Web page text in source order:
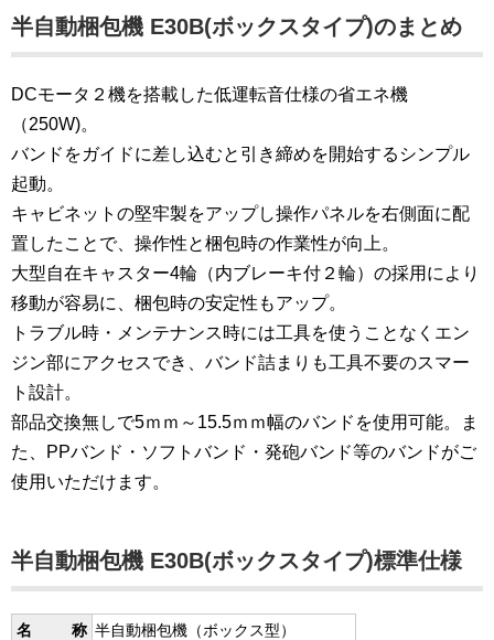
半自動梱包機 E30B(ボックスタイプ)のまとめ
DCモータ２機を搭載した低運転音仕様の省エネ機
（250W)。
バンドをガイドに差し込むと引き締めを開始するシンプル
起動。
キャビネットの堅牢製をアップし操作パネルを右側面に配
置したことで、操作性と梱包時の作業性が向上。
大型自在キャスター4輪（内ブレーキ付２輪）の採用により
移動が容易に、梱包時の安定性もアップ。
トラブル時・メンテナンス時には工具を使うことなくエン
ジン部にアクセスでき、バンド詰まりも工具不要のスマー
ト設計。
部品交換無しで5ｍｍ～15.5ｍｍ幅のバンドを使用可能。ま
た、PPバンド・ソフトバンド・発砲バンド等のバンドがご
使用いただけます。
半自動梱包機 E30B(ボックスタイプ)標準仕様
名 称 半自動梱包機（ボックス型）